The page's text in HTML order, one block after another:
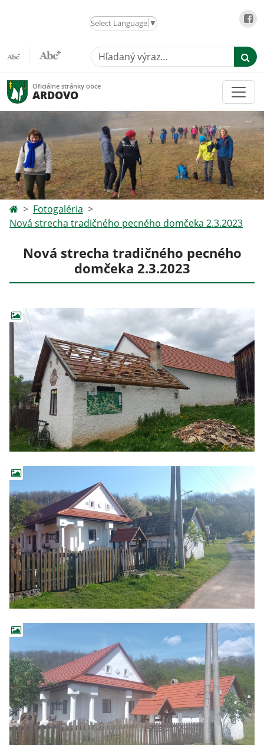
Select Language ▼
Hľadaný výraz...
Oficiálne stránky obce
ARDOVO
Fotogaléria
Nová strecha tradičného pecného domčeka 2.3.2023
Nová strecha tradičného pecného
domčeka 2.3.2023